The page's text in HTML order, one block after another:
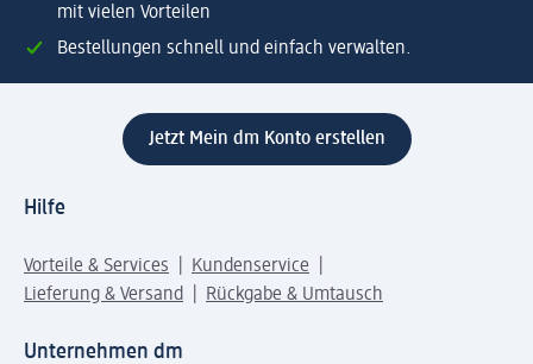
mit vielen Vorteilen
Bestellungen schnell und einfach verwalten.
Jetzt Mein dm Konto erstellen
Hilfe
Vorteile & Services
Kundenservice
Lieferung & Versand
Rückgabe & Umtausch
Unternehmen dm